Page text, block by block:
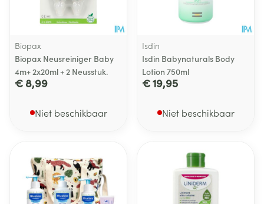
Biopax
Biopax Neusreiniger Baby
4m+ 2x20ml + 2 Neusstuk.
€ 8,99
Niet beschikbaar
Isdin
Isdin Babynaturals Body
Lotion 750ml
€ 19,95
Niet beschikbaar